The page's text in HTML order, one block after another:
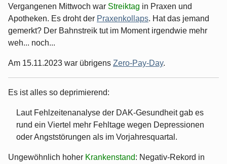
Vergangenen Mittwoch war Streiktag in Praxen und
Apotheken. Es droht der Praxenkollaps. Hat das jemand
gemerkt? Der Bahnstreik tut im Moment irgendwie mehr
weh... noch...
Am 15.11.2023 war übrigens Zero-Pay-Day.
Es ist alles so deprimierend:
Laut Fehlzeitenanalyse der DAK-Gesundheit gab es
rund ein Viertel mehr Fehltage wegen Depressionen
oder Angststörungen als im Vorjahresquartal.
Ungewöhnlich hoher Krankenstand: Negativ-Rekord in